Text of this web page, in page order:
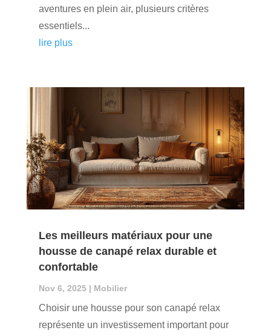
aventures en plein air, plusieurs critères
essentiels...
lire plus
Les meilleurs matériaux pour une
housse de canapé relax durable et
confortable
Nov 6, 2025| Mobilier
Choisir une housse pour son canapé relax
représente un investissement important pour